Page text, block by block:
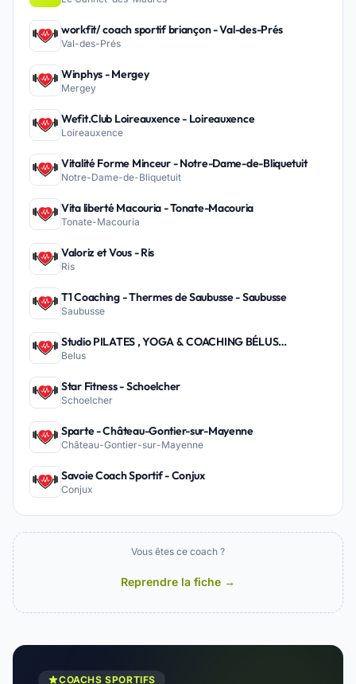
workfit/ coach sportif briançon - Val-des-Prés
Val-des-Prés
Winphys - Mergey
Mergey
Wefit.Club Loireauxence - Loireauxence
Loireauxence
Vitalité Forme Minceur - Notre-Dame-de-Bliquetuit
Notre-Dame-de-Bliquetuit
Vita liberté Macouria - Tonate-Macouria
Tonate-Macouria
Valoriz et Vous - Ris
Ris
T1 Coaching - Thermes de Saubusse - Saubusse
Saubusse
Studio PILATES , YOGA & COACHING BÉLUS
PEYREHORADE - Belus
Belus
Star Fitness - Schoelcher
Schoelcher
Sparte - Château-Gontier-sur-Mayenne
Château-Gontier-sur-Mayenne
Savoie Coach Sportif - Conjux
Conjux
Vous êtes ce coach ?
Reprendre la fiche →
COACHS SPORTIFS